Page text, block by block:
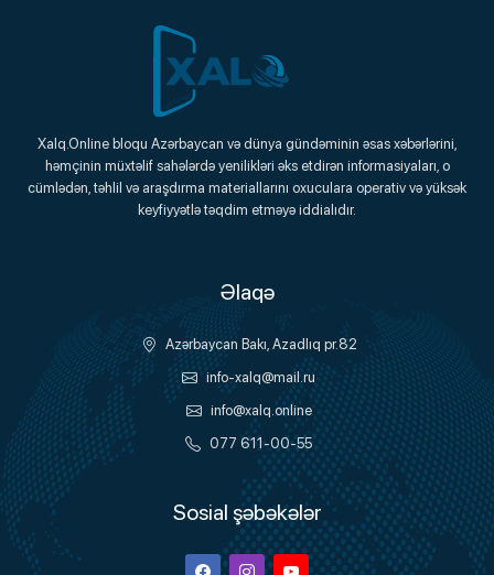
Xalq.Online
Onlayn Platforma
Xalq.Online bloqu Azərbaycan və dünya gündəminin əsas xəbərlərini,
həmçinin müxtəlif sahələrdə yenilikləri əks etdirən informasiyaları, o
cümlədən, təhlil və araşdırma materiallarını oxuculara operativ və yüksək
keyfiyyətlə təqdim etməyə iddialıdır.
Əlaqə
Azərbaycan Bakı, Azadlıq pr.82
info-xalq@mail.ru
info@xalq.online
077 611-00-55
Sosial şəbəkələr